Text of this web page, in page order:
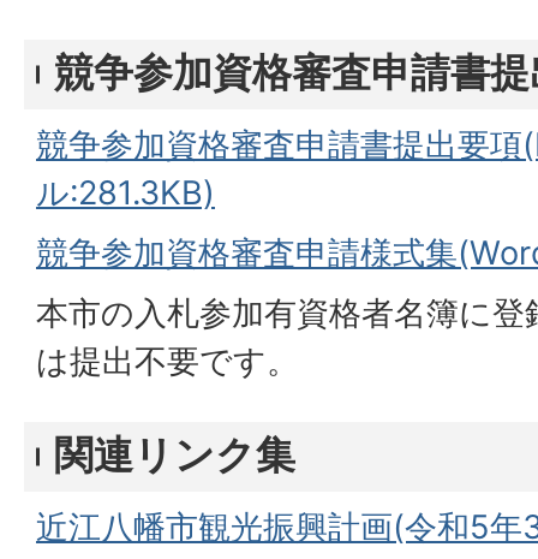
競争参加資格審査申請書
競争参加資格審査申請書提出要項
ル:281.3KB)
競争参加資格審査申請様式集
本市の入札参加有資格者名簿に
は提出不要です。
関連リンク集
近江八幡市観光振興計画(令和5年